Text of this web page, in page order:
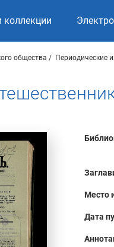
коллекции
общества Периодические
Место
Дата